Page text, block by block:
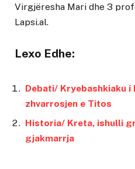
Virgjëresha Mari dhe 3
Lapsi.al.
Lexo Edhe:
Debati/ Kryebashkiaku
zhvarrosjen e Titos
Historia/ Kreta, ishulli
gjakmarrja